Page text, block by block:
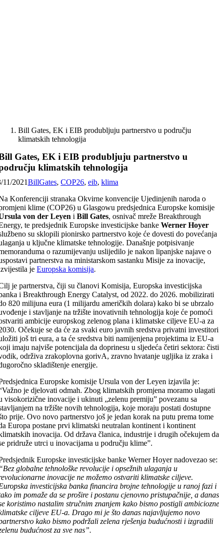
Bill Gates, EK i EIB produbljuju partnerstvo u području
klimatskih tehnologija
Gates, EK i EIB produbljuju partnerstvo u
klimatskih tehnologija
11/2021BillGates, COP26, eib, klima
Konferenciji stranaka Okvirne konvencije Ujedinjenih naroda o
klime (COP26) u Glasgowu predsjednica Europske komisije
von der Leyen iBill Gates, osnivač mreže Breakthrough
te predsjednik Europske investicijske bankeWerner Hoyer
su sklopili pionirsko partnerstvo koje će dovesti do povećanja
u ključne klimatske tehnologije. Današnje potpisivanje
o razumijevanju uslijedilo je nakon lipanjske najave o
partnerstva na ministarskom sastanku Misije za inovacije,
jeEuropska komisija.
je partnerstva, čiji su članovi Komisija, Europska investicijska
i Breakthrough Energy Catalyst, od 2022. do 2026. mobilizirati
820 milijuna eura (1 milijardu američkih dolara) kako bi se ubrzalo
i stavljanje na tržište inovativnih tehnologija koje će pomoći
ambicije europskog zelenog plana i klimatske ciljeve EU-a za
Očekuje se da će za svaki euro javnih sredstva privatni investitori
još tri eura, a ta će sredstva biti namijenjena projektima iz EU-a
imaju najviše potencijala da doprinesu u sljedeća četiri sektora: čisti
održiva zrakoplovna gorivA, zravno hvatanje ugljika iz zraka i
skladištenje energije.
Europske komisije Ursula von der Leyen izjavila je:
je djelovati odmah. Zbog klimatskih promjena moramo ulagati
visokorizične inovacije i ukinuti „zelenu premiju” povezanu sa
na tržište novih tehnologija, koje moraju postati dostupne
prije. Ovo novo partnerstvo još je jedan korak na putu prema tome
Europa postane prvi klimatski neutralan kontinent i kontinent
inovacija. Od država članica, industrije i drugih očekujem da
pridruže utrci u inovacijama u području klime”.
Europske investicijske banke Werner Hoyer nadovezao se:
globalne tehnološke revolucije i opsežnih ulaganja u
inovacije ne možemo ostvariti klimatske ciljeve.
investicijska banka financira brojne tehnologije u ranoj fazi i
im pomaže da se prošire i postanu cjenovno pristupačnije, a danas
koristimo nastalim stručnim znanjem kako bismo postigli
ciljeve EU-a. Drago mi je što danas najavljujemo novo
kako bismo podržali zelena rješenja budućnosti i izgradili
budućnost za sve nas”.